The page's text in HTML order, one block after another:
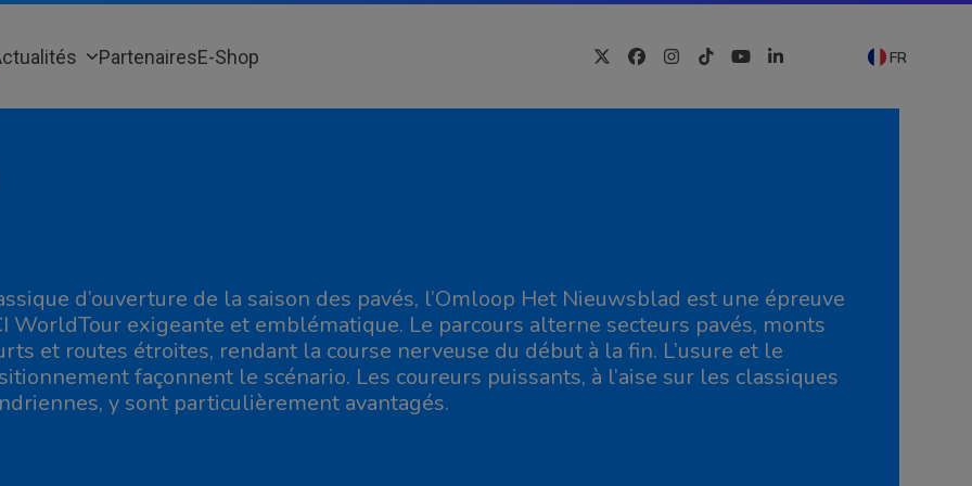
PartenairesE-Shop TwitterFacebook
Instagram
TiktokYouTubeLinkedIn FR
d’ouverture de la saison des pavés, l’Omloop Het Nieuwsblad est une épreuve
WorldTour exigeante et emblématique. Le parcours alterne secteurs pavés, monts
et routes étroites, rendant la course nerveuse du début à la fin. L’usure et le
façonnent le scénario. Les coureurs puissants, à l’aise sur les classiques
y sont particulièrement avantagés.